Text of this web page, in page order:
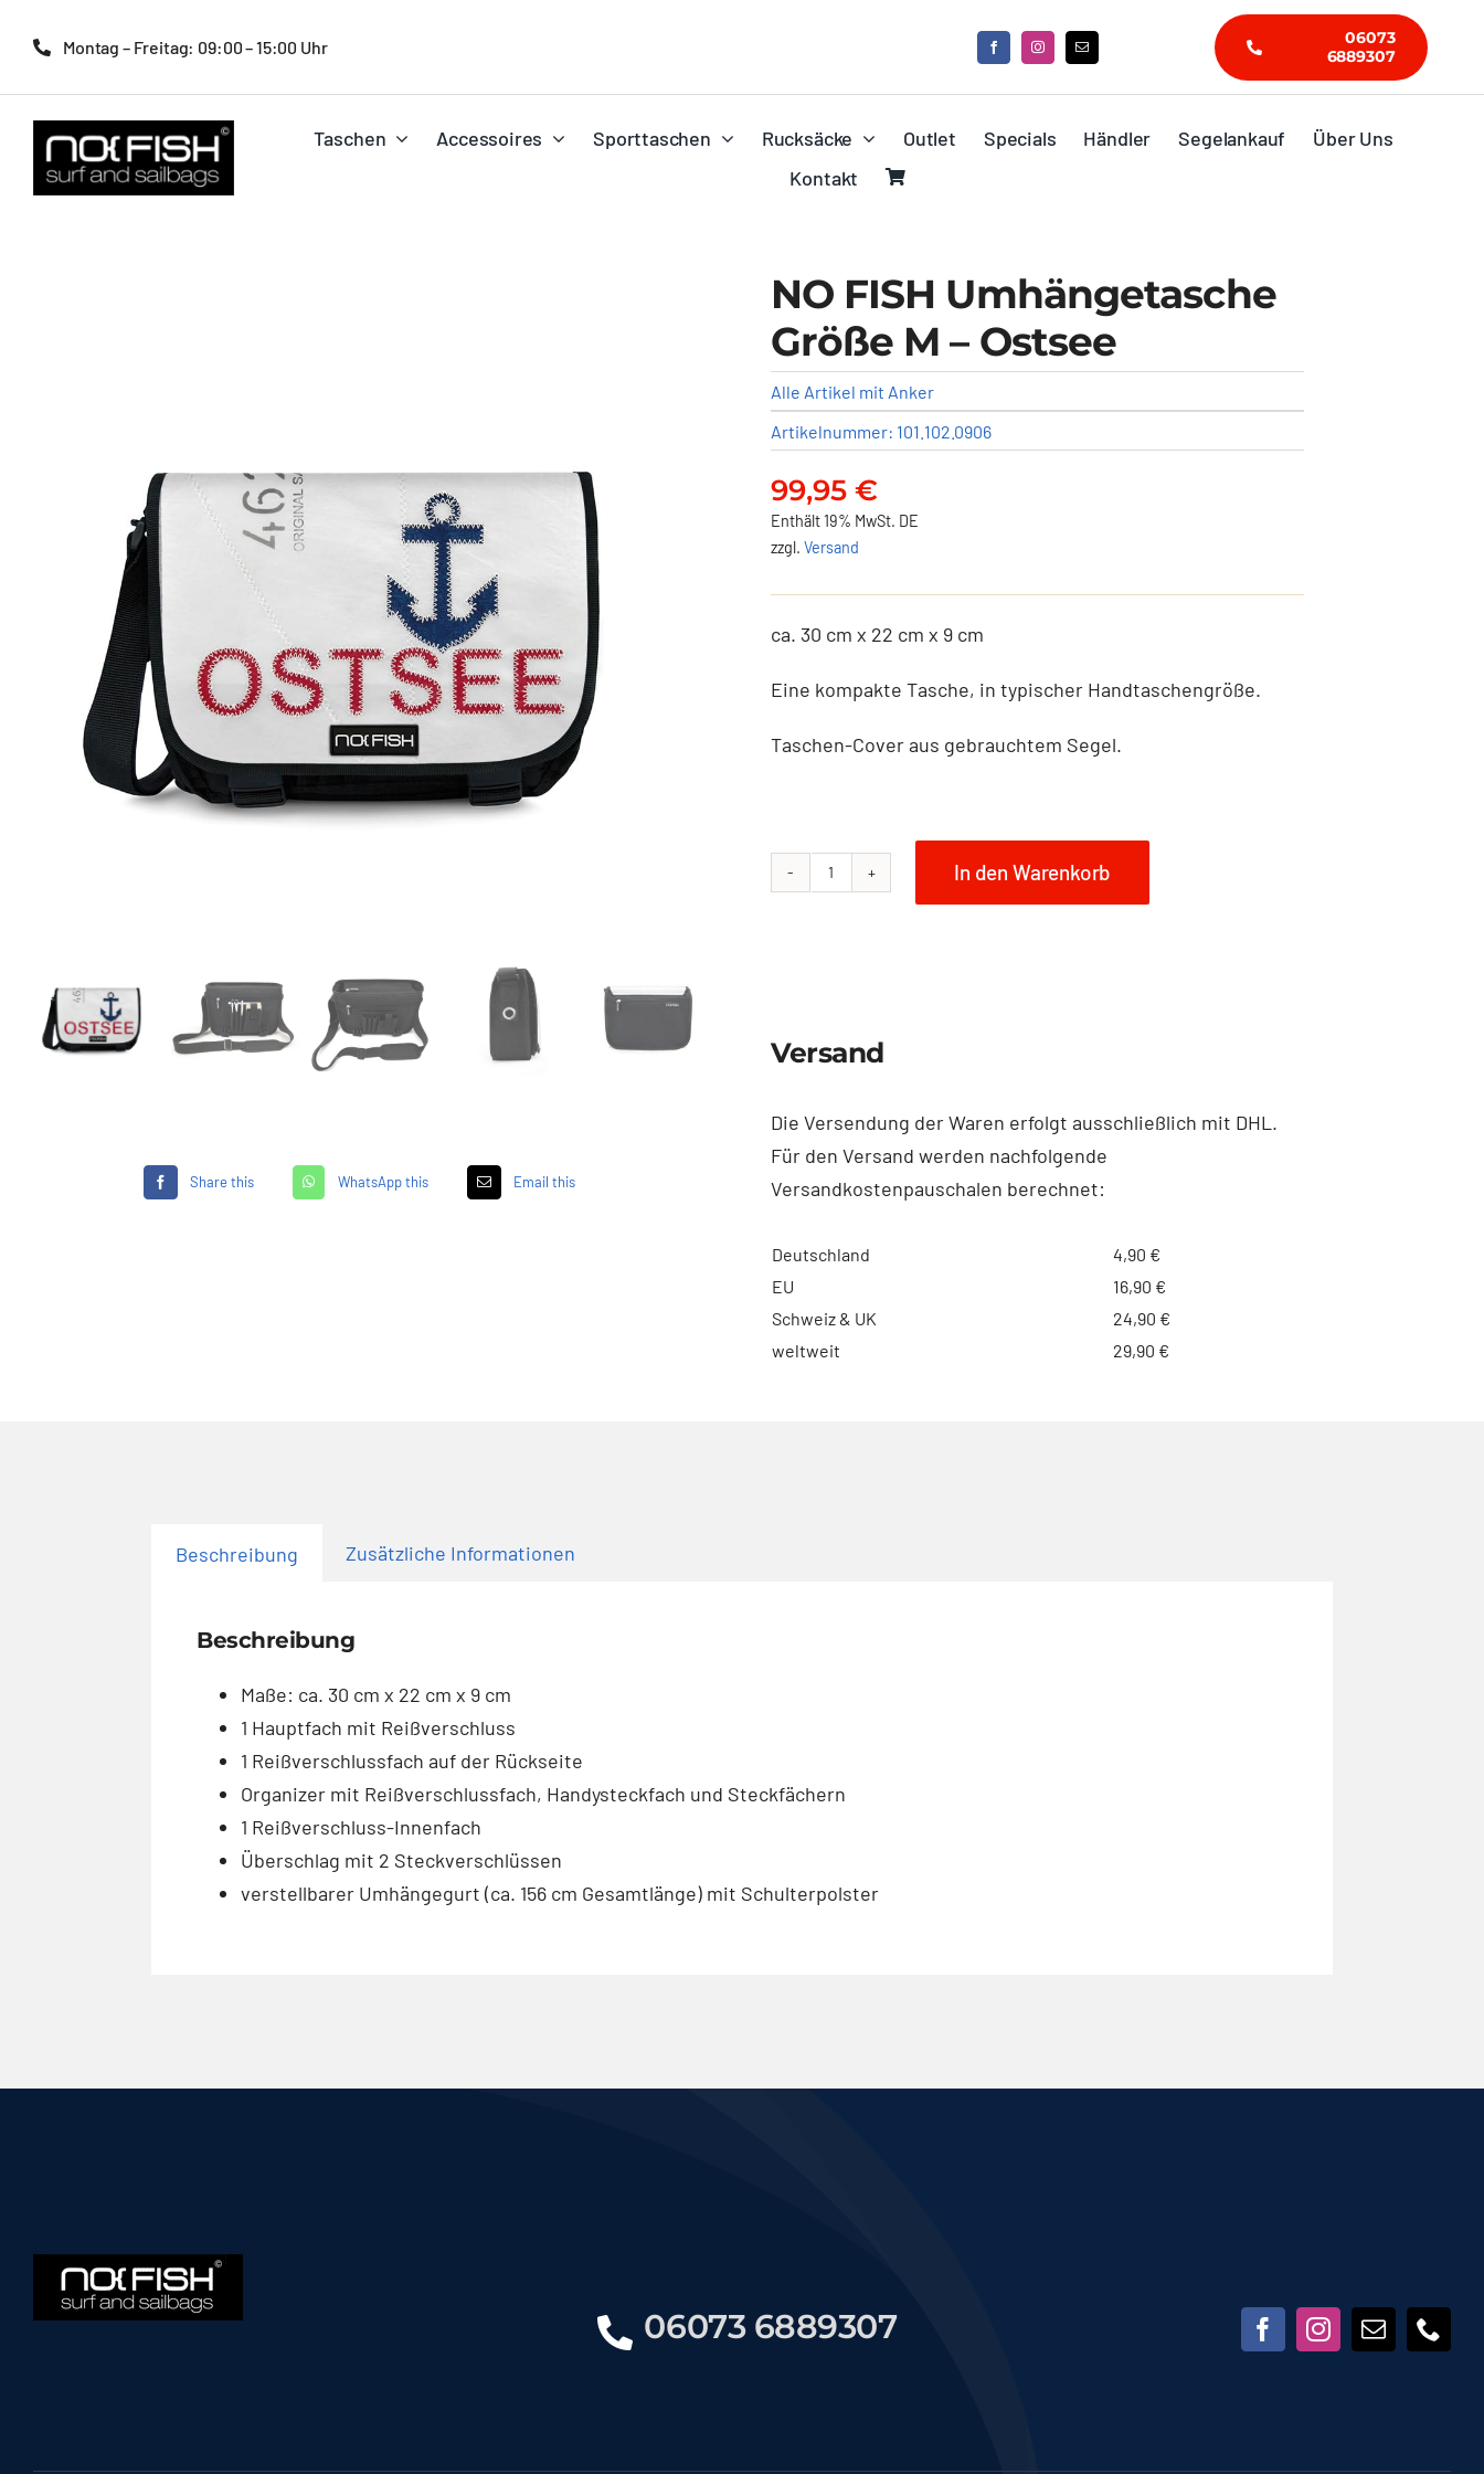
Inhalt
Montag – Freitag: 09:00 – 15:00 Uhr
06073
6889307
Taschen Accessoires Sporttaschen Rucksäcke Outlet Specials Händler Segelankauf
Über Uns
Kontakt
Share this WhatsApp this Email this
NO FISH Umhängetasche
Größe M – Ostsee
Alle Artikel mit Anker
Artikelnummer: 101.102.0906
99,95 €
Enthält 19% MwSt. DE
zzgl. Versand
ca. 30 cm x 22 cm x 9 cm
Eine kompakte Tasche, in typischer Handtaschengröße.
Taschen-Cover aus gebrauchtem Segel.
NO
-
Menge
In den Warenkorb
Versand
Die Versendung der Waren erfolgt ausschließlich mit DHL.
Für den Versand werden nachfolgende
Versandkostenpauschalen berechnet:
Deutschland
4,90 €
EU
16,90 €
Schweiz & UK
24,90 €
weltweit
29,90 €
Beschreibung Zusätzliche Informationen
Beschreibung
Maße: ca. 30 cm x 22 cm x 9 cm
1 Hauptfach mit Reißverschluss
1 Reißverschlussfach auf der Rückseite
Organizer mit Reißverschlussfach, Handysteckfach und Steckfächern
1 Reißverschluss-Innenfach
Überschlag mit 2 Steckverschlüssen
verstellbarer Umhängegurt (ca. 156 cm Gesamtlänge) mit Schulterpolster
06073 6889307